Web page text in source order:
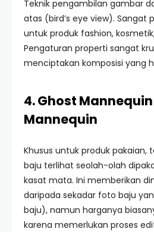
Teknik pengambilan gambar
atas (bird’s eye view). Sangat
untuk produk fashion,
Pengaturan properti sangat
menciptakan komposisi yang
4. Ghost
Mannequin
Khusus untuk produk pakaian,
baju terlihat seolah-olah
kasat mata. Ini memberikan
daripada sekadar foto baju
baju), namun harganya
karena memerlukan proses